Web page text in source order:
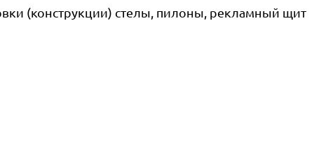
(конструкции) стелы, пилоны, рекламный щит